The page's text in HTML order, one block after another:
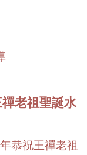
老祖聖誕水
恭祝王禪老祖